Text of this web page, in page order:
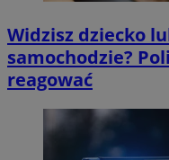
Widzisz dziecko
samochodzie?
reagować